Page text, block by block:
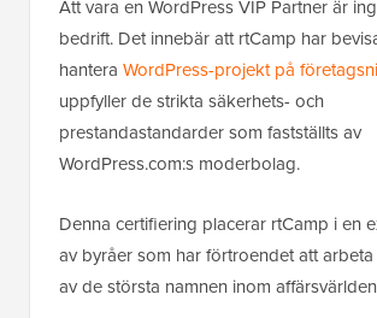
Att vara en WordPress VIP Partner är
bedrift. Det innebär att rtCamp har
hantera WordPress-projekt på
uppfyller de strikta säkerhets- och
prestandastandarder som fastställts av
WordPress.com:s moderbolag.
Denna certifiering placerar rtCamp i en
av byråer som har förtroendet att
av de största namnen inom